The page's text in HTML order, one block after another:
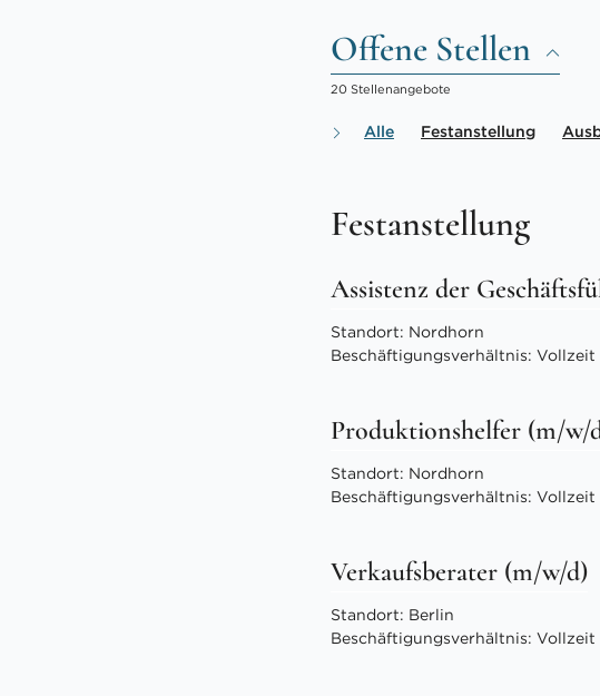
Offene Stellen
20 Stellenangebote
Alle Festanstellung
Festanstellung
Assistenz der
Standort: Nordhorn
Beschäftigungsverhältnis: Vollzeit
Produktionshelfer (m/w/
Standort: Nordhorn
Beschäftigungsverhältnis: Vollzeit
Verkaufsberater (m/w/d)
Standort: Berlin
Beschäftigungsverhältnis: Vollzeit